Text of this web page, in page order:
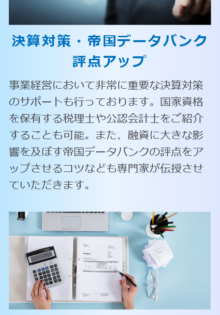
決算対策・ 帝国データバンク
評点アップ
事業経営において非常に重要な決算対策
のサポートも行っております。国家資格
を保有する税理士や公認会計士をご紹介
することも可能。また、融資に大きな影
響を及ぼす帝国データバンクの評点をア
ップさせるコツなども専門家が伝授させ
ていただきます。